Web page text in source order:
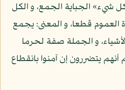
شيء» الجباية الجمع، و الكل
العموم قطعا، و المعنى: يجمع
و الجملة صفة لحرما
يتضررون إن آمنوا بانقطاع